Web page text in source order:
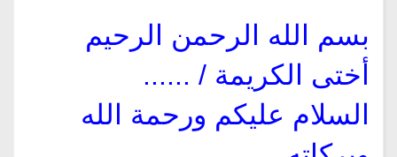
بسم الله الرحمن الرحيم
أختى الكريمة / ......
السلام عليكم ورحمة الله